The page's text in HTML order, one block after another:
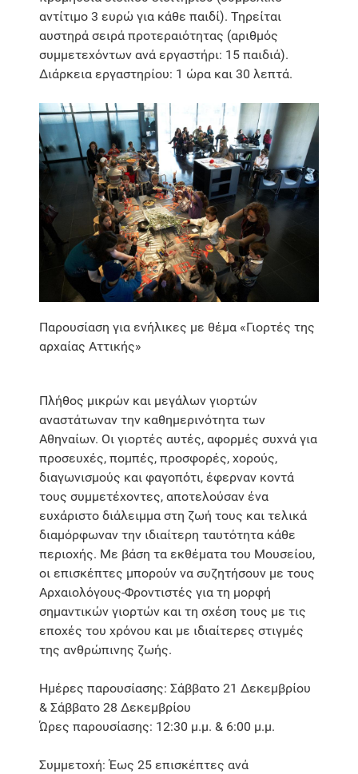
αντίτιμο 3 ευρώ για κάθε παιδί). Τηρείται
αυστηρά σειρά προτεραιότητας (αριθμός
συμμετεχόντων ανά εργαστήρι: 15 παιδιά).
Διάρκεια εργαστηρίου: 1 ώρα και 30 λεπτά.
Παρουσίαση για ενήλικες με θέμα «Γιορτές της
αρχαίας Αττικής»
Πλήθος μικρών και μεγάλων γιορτών
αναστάτωναν την καθημερινότητα των
Αθηναίων. Οι γιορτές αυτές, αφορμές συχνά για
προσευχές, πομπές, προσφορές, χορούς,
διαγωνισμούς και φαγοπότι, έφερναν κοντά
τους συμμετέχοντες, αποτελούσαν ένα
ευχάριστο διάλειμμα στη ζωή τους και τελικά
διαμόρφωναν την ιδιαίτερη ταυτότητα κάθε
περιοχής. Με βάση τα εκθέματα του Μουσείου,
οι επισκέπτες μπορούν να συζητήσουν με τους
Αρχαιολόγους-Φροντιστές για τη μορφή
σημαντικών γιορτών και τη σχέση τους με τις
εποχές του χρόνου και με ιδιαίτερες στιγμές
της ανθρώπινης ζωής.
Ημέρες παρουσίασης: Σάββατο 21 Δεκεμβρίου
& Σάββατο 28 Δεκεμβρίου
Ώρες παρουσίασης: 12:30 μ.μ. & 6:00 μ.μ.
Συμμετοχή: Έως 25 επισκέπτες ανά